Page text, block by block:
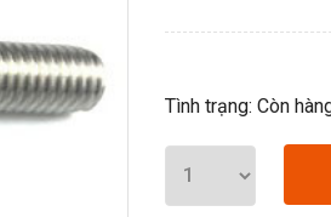
Tình trạng: Còn